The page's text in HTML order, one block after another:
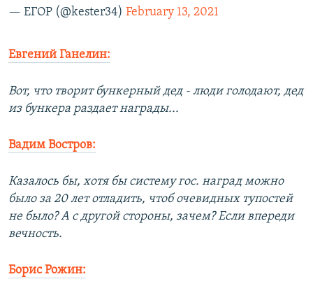
— ЕГОР (@kester34) February 13, 2021
Евгений Ганелин:
Вот, что творит бункерный дед - люди голодают, дед
из бункера раздает награды...
Вадим Востров:
Казалось бы, хотя бы систему гос. наград можно
было за 20 лет отладить, чтоб очевидных тупостей
не было? А с другой стороны, зачем? Если впереди
вечность.
Борис Рожин: